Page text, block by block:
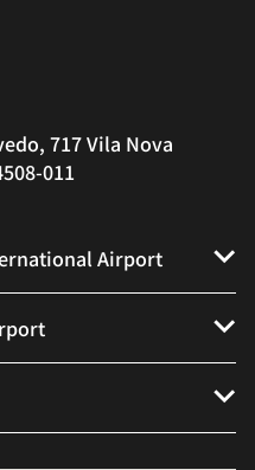
717 Vila Nova
011
Airport